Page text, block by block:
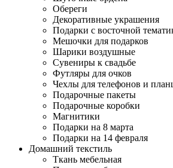
Обереги
Декоративные украшения
Подарки с восточной
Мешочки для подарков
Шарики воздушные
Сувениры к свадьбе
Футляры для очков
Чехлы для телефонов и
Подарочные пакеты
Подарочные коробки
Магнитики
Подарки на 8 марта
Подарки на 14 февраля
Домашний текстиль
Ткань мебельная